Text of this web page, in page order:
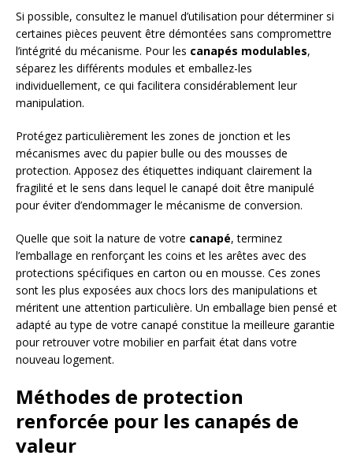
Si possible, consultez le manuel d’utilisation pour déterminer si
certaines pièces peuvent être démontées sans compromettre
l’intégrité du mécanisme. Pour les canapés modulables,
séparez les différents modules et emballez-les
individuellement, ce qui facilitera considérablement leur
manipulation.
Protégez particulièrement les zones de jonction et les
mécanismes avec du papier bulle ou des mousses de
protection. Apposez des étiquettes indiquant clairement la
fragilité et le sens dans lequel le canapé doit être manipulé
pour éviter d’endommager le mécanisme de conversion.
Quelle que soit la nature de votre canapé, terminez
l’emballage en renforçant les coins et les arêtes avec des
protections spécifiques en carton ou en mousse. Ces zones
sont les plus exposées aux chocs lors des manipulations et
méritent une attention particulière. Un emballage bien pensé et
adapté au type de votre canapé constitue la meilleure garantie
pour retrouver votre mobilier en parfait état dans votre
nouveau logement.
Méthodes de protection
renforcée pour les canapés de
valeur